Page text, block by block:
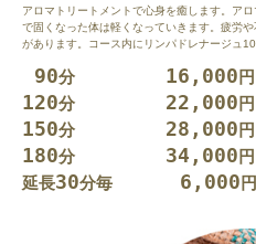
アロマトリートメントで心身を癒します。ア
で固くなった体は軽くなっていきます。疲労
があります。コース内にリンパドレナージュ10
90分 16,000 円
120分 22,000 円
150分 28,000 円
180分 34,000 円
延長30分毎 6,000 円